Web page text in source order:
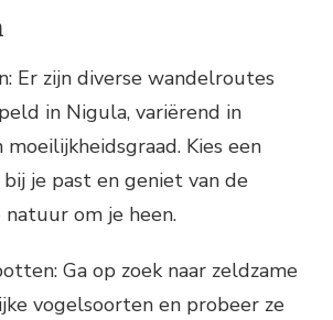
Er zijn diverse wandelroutes
in Nigula, variërend in
Kies een
je past en geniet van de
om je heen.
Ga op zoek naar zeldzame
vogelsoorten en probeer ze